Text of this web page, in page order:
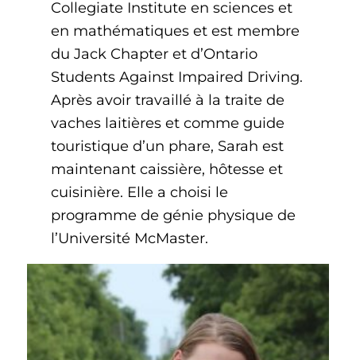
Collegiate Institute en sciences et
en mathématiques et est membre
du Jack Chapter et d’Ontario
Students Against Impaired Driving.
Après avoir travaillé à la traite de
vaches laitières et comme guide
touristique d’un phare, Sarah est
maintenant caissière, hôtesse et
cuisinière. Elle a choisi le
programme de génie physique de
l’Université McMaster.